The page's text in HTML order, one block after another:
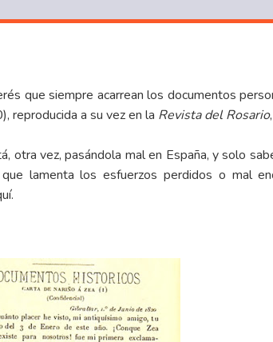
que siempre acarrean los documentos
reproducida a su vez en la Revista del Rosario
otra vez, pasándola mal en España, y solo
lamenta los esfuerzos perdidos o mal
.